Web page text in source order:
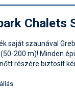
Chalets
saját szaunával
200 m)! Minden
részére biztosít